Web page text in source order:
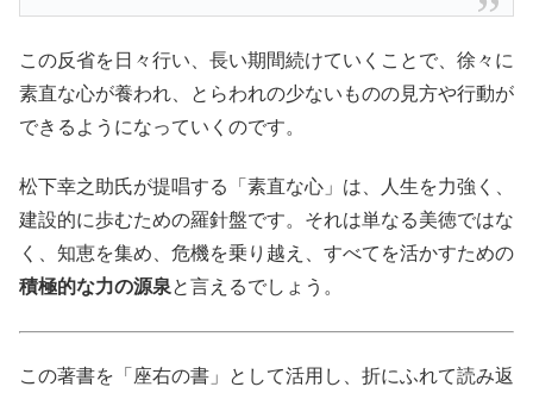
この反省を日々行い、長い期間続けていくことで、徐々に
素直な心が養われ、とらわれの少ないものの見方や行動が
できるようになっていくのです。
松下幸之助氏が提唱する「素直な心」は、人生を力強く、
建設的に歩むための羅針盤です。それは単なる美徳ではな
く、知恵を集め、危機を乗り越え、すべてを活かすための
積極的な力の源泉と言えるでしょう。
この著書を「座右の書」として活用し、折にふれて読み返